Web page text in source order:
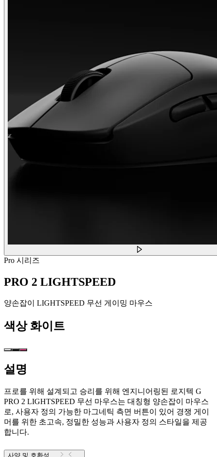
Pro 시리즈
PRO 2 LIGHTSPEED
양손잡이 LIGHTSPEED 무선 게이밍 마우스
색상 화이트
설명
프로를 위해 설계되고 승리를 위해 엔지니어링된 로지텍 G
PRO 2 LIGHTSPEED 무선 마우스는 대칭형 양손잡이 마우스
로, 사용자 정의 가능한 마그네틱 측면 버튼이 있어 경쟁 게이
머를 위한 초고속, 정밀한 성능과 사용자 정의 스타일을 제공
합니다.
사양 및 호환성